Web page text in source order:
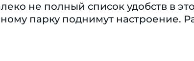
не полный список удобств в
парку поднимут настроение.